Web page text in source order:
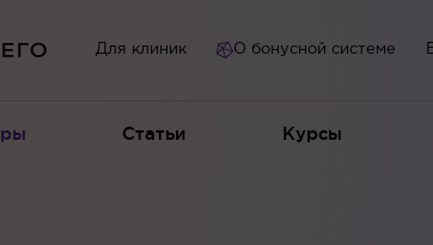
Статьи Курсы
Для клиник О бонусной системе